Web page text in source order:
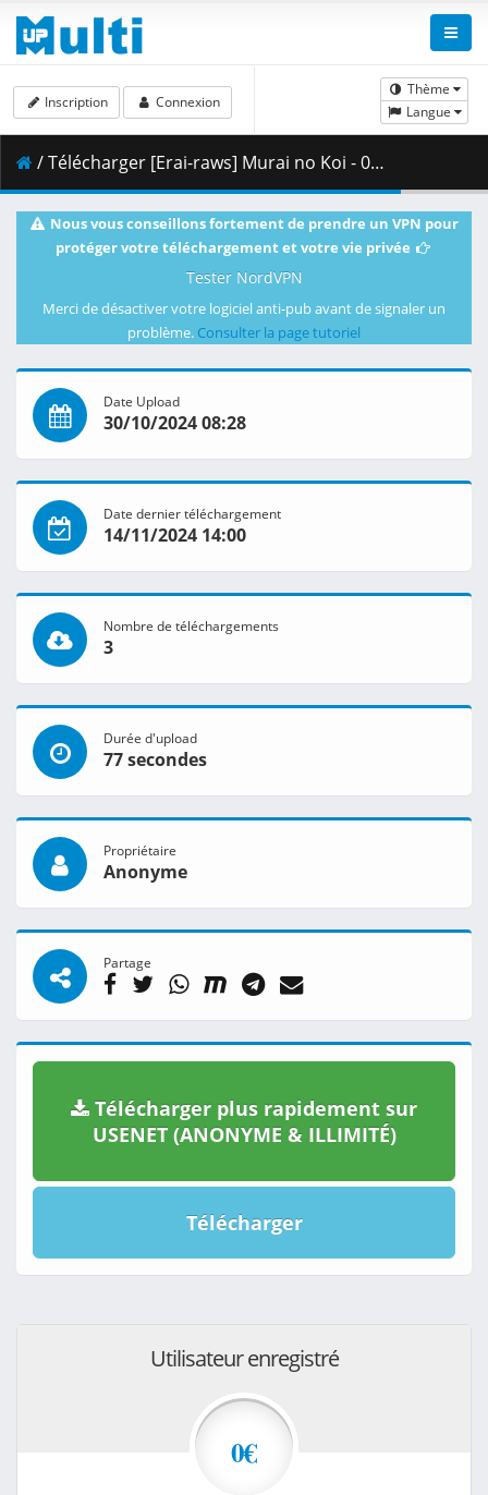
Thème
Langue
Inscription Connexion
/ Télécharger [Erai-raws] Murai no Koi - 09 [720p][Multiple Subtitle][6A1566C9].mkv.001 ( 297.80 MB )
Nous vous conseillons fortement de prendre un VPN pour
protéger votre téléchargement et votre vie privée
Tester NordVPN
Merci de désactiver votre logiciel anti-pub avant de signaler un
problème. Consulter la page tutoriel
Date Upload
30/10/2024 08:28
Date dernier téléchargement
14/11/2024 14:00
Nombre de téléchargements
3
Durée d'upload
77 secondes
Propriétaire
Anonyme
Partage
Télécharger plus rapidement sur
USENET (ANONYME & ILLIMITÉ)
Télécharger
Utilisateur enregistré
0€